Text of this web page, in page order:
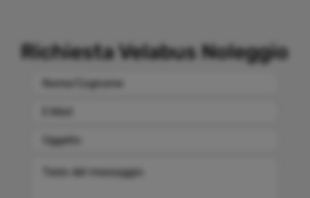
Richiesta Velabus Noleggio